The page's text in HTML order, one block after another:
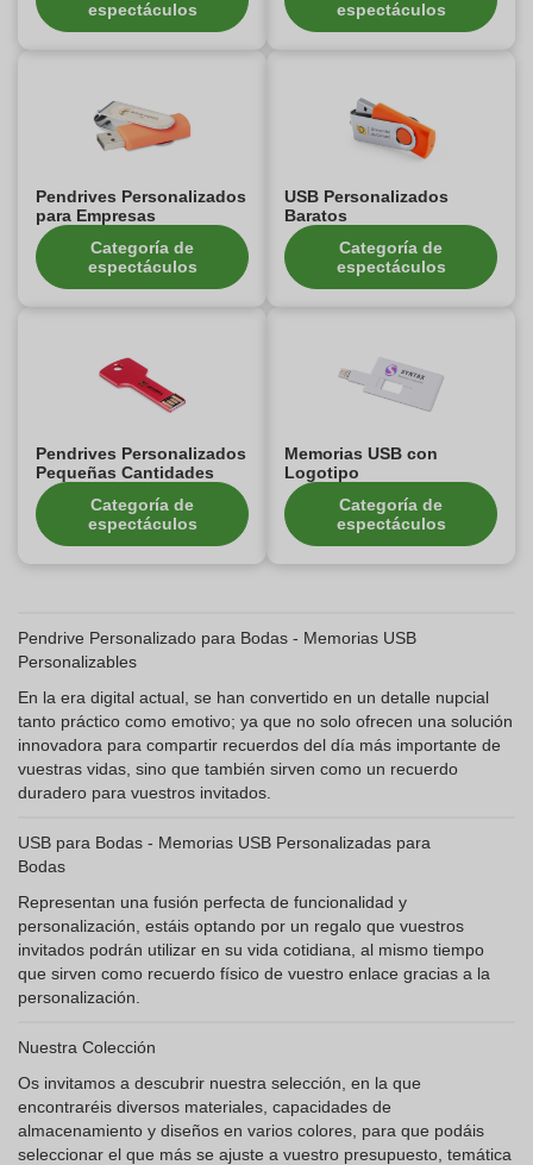
espectáculos
espectáculos
Pendrives Personalizados
para Empresas
Categoría de
espectáculos
USB Personalizados
Baratos
Categoría de
espectáculos
Pendrives Personalizados
Pequeñas Cantidades
Categoría de
espectáculos
Memorias USB con
Logotipo
Categoría de
espectáculos
Pendrive Personalizado para Bodas - Memorias USB
Personalizables
En la era digital actual, se han convertido en un detalle nupcial
tanto práctico como emotivo; ya que no solo ofrecen una solución
innovadora para compartir recuerdos del día más importante de
vuestras vidas, sino que también sirven como un recuerdo
duradero para vuestros invitados.
USB para Bodas - Memorias USB Personalizadas para
Bodas
Representan una fusión perfecta de funcionalidad y
personalización, estáis optando por un regalo que vuestros
invitados podrán utilizar en su vida cotidiana, al mismo tiempo
que sirven como recuerdo físico de vuestro enlace gracias a la
personalización.
Nuestra Colección
Os invitamos a descubrir nuestra selección, en la que
encontraréis diversos materiales, capacidades de
almacenamiento y diseños en varios colores, para que podáis
seleccionar el que más se ajuste a vuestro presupuesto, temática